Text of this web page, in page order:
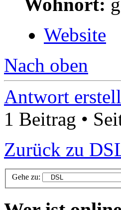
Website
Nach oben
Antwort
1 Beitrag •
Zurück zu
Gehe zu: